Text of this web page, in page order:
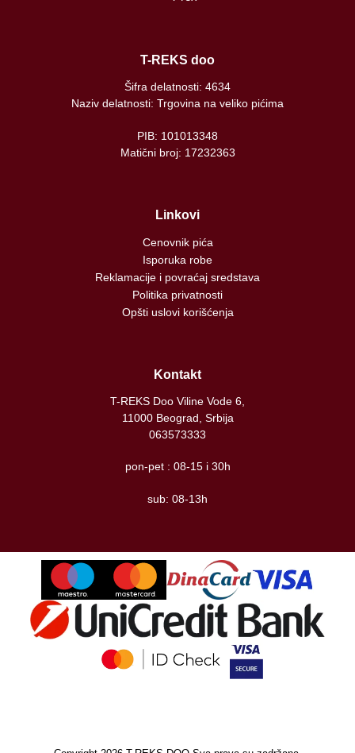
T-REKS doo
Šifra delatnosti: 4634
Naziv delatnosti: Trgovina na veliko pićima
PIB: 101013348
Matični broj: 17232363
Linkovi
Cenovnik pića
Isporuka robe
Reklamacije i povraćaj sredstava
Politika privatnosti
Opšti uslovi korišćenja
Kontakt
T-REKS Doo Viline Vode 6,
11000 Beograd, Srbija
063573333
pon-pet : 08-15 i 30h
sub: 08-13h